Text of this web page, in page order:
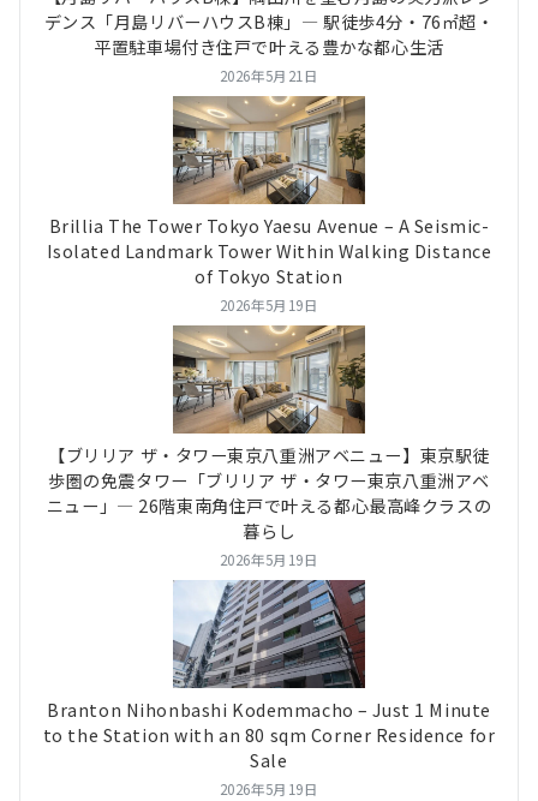
デンス「月島リバーハウスB棟」― 駅徒歩4分・76㎡超・
平置駐車場付き住戸で叶える豊かな都心生活
2026年5月21日
Brillia The Tower Tokyo Yaesu Avenue – A Seismic-
Isolated Landmark Tower Within Walking Distance
of Tokyo Station
2026年5月19日
【ブリリア ザ・タワー東京八重洲アベニュー】東京駅徒
歩圏の免震タワー「ブリリア ザ・タワー東京八重洲アベ
ニュー」― 26階東南角住戸で叶える都心最高峰クラスの
暮らし
2026年5月19日
Branton Nihonbashi Kodemmacho – Just 1 Minute
to the Station with an 80 sqm Corner Residence for
Sale
2026年5月19日